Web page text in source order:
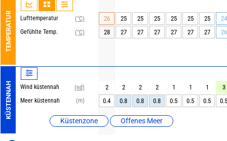
TEMPERATUR Lufttemperatur
(°C)
Gefühlte Temp.
(°C)
KÜSTENNAH Wind küstennah
(nd)
Meer küstennah
(m)
Küstenzone Offenes Meer
26 25 25 25 25 25 25
24
28
27 27 27 27 27 27 26
2 2 2 2 1 1 1
3
0.4
0.8 0.8 0.8 0.5 0.5 0.5 0.5